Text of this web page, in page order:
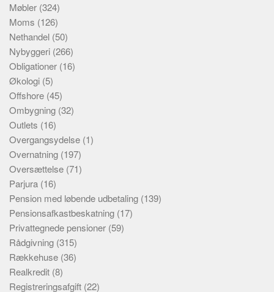
Møbler (324)
Moms (126)
Nethandel (50)
Nybyggeri (266)
Obligationer (16)
Økologi (5)
Offshore (45)
Ombygning (32)
Outlets (16)
Overgangsydelse (1)
Overnatning (197)
Oversættelse (71)
Parjura (16)
Pension med løbende udbetaling (139)
Pensionsafkastbeskatning (17)
Privattegnede pensioner (59)
Rådgivning (315)
Rækkehuse (36)
Realkredit (8)
Registreringsafgift (22)